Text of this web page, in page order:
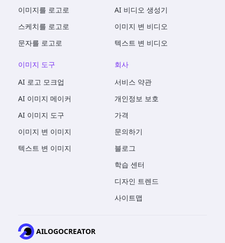
이미지를 로고로
스케치를 로고로
문자를 로고로
AI 비디오 생성기
이미지 변 비디오
텍스트 변 비디오
이미지 도구
AI 로고 모크업
AI 이미지 메이커
AI 이미지 도구
이미지 변 이미지
텍스트 변 이미지
회사
서비스 약관
개인정보 보호
가격
문의하기
블로그
학습 센터
디자인 트렌드
사이트맵
AILOGOCREATOR